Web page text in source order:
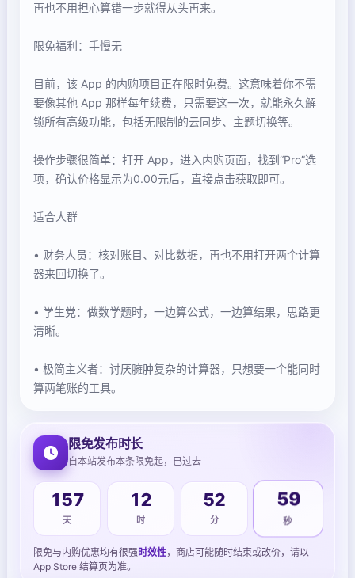
再也不用担心算错一步就得从头再来。
限免福利：手慢无
目前，该 App 的内购项目正在限时免费。这意味着你不需
要像其他 App 那样每年续费，只需要这一次，就能永久解
锁所有高级功能，包括无限制的云同步、主题切换等。
操作步骤很简单：打开 App，进入内购页面，找到“Pro”选
项，确认价格显示为0.00元后，直接点击获取即可。
适合人群
• 财务人员：核对账目、对比数据，再也不用打开两个计算
器来回切换了。
• 学生党：做数学题时，一边算公式，一边算结果，思路更
清晰。
• 极简主义者：讨厌臃肿复杂的计算器，只想要一个能同时
算两笔账的工具。
限免发布时长
自本站发布本条限免起，已过去
157
天
12
时
52
分
59
秒
限免与内购优惠均有很强时效性，商店可能随时结束或改价，请以
App Store 结算页为准。